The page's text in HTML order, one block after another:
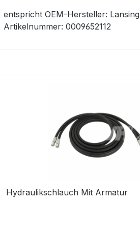
entspricht OEM-Hersteller: Lansing
Artikelnummer: 0009652112
Hydraulikschlauch Mit Armatur